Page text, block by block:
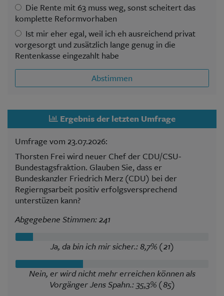
Die Rente mit 63 muss weg, sonst scheitert das
komplette Reformvorhaben
Ist mir eher egal, weil ich eh ausreichend privat
vorgesorgt und zusätzlich lange genug in die
Rentenkasse eingezahlt habe
Abstimmen
Ergebnis der letzten Umfrage
Umfrage vom 23.07.2026:
Thorsten Frei wird neuer Chef der CDU/CSU-
Bundestagsfraktion. Glauben Sie, dass er
Bundeskanzler Friedrich Merz (CDU) bei der
Regierngsarbeit positiv erfolgsversprechend
unterstüzen kann?
Abgegebene Stimmen: 241
Ja, da bin ich mir sicher.: 8,7% (21)
Nein, er wird nicht mehr erreichen können als
Vorgänger Jens Spahn.: 35,3% (85)